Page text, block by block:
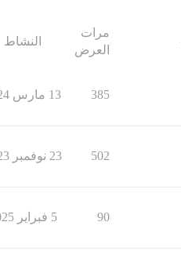
مرات
العرض
النشاط
385 13 مارس 2024
502 23 نوفمبر 2023
90 5 فبراير 2025